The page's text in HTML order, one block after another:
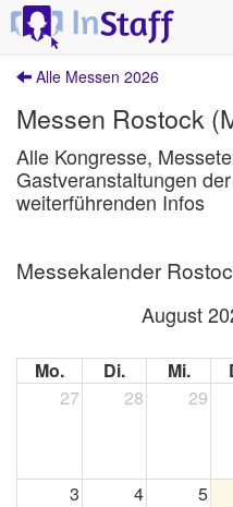
Alle Messen 2026
Messen Rostock
Alle Kongresse,
Gastveranstaltungen
weiterführenden Infos
Messekalender
August
Mo. Di. Mi.
27
28 29
3 4 5